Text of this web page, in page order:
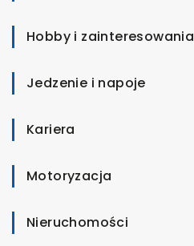
Hobby i zainteresowania
Jedzenie i napoje
Kariera
Motoryzacja
Nieruchomości